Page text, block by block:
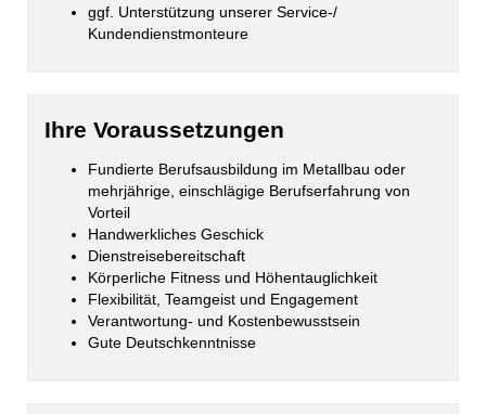
ggf. Unterstützung unserer Service-/
Kundendienstmonteure
Ihre Voraussetzungen
Fundierte Berufsausbildung im Metallbau oder
mehrjährige, einschlägige Berufserfahrung von
Vorteil
Handwerkliches Geschick
Dienstreisebereitschaft
Körperliche Fitness und Höhentauglichkeit
Flexibilität, Teamgeist und Engagement
Verantwortung- und Kostenbewusstsein
Gute Deutschkenntnisse